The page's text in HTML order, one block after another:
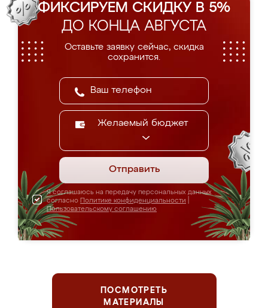
ФИКСИРУЕМ СКИДКУ В 5%
ДО КОНЦА АВГУСТА
Оставьте заявку сейчас, скидка
сохранится.
Желаемый бюджет
Отправить
Я соглашаюсь на передачу персональных данных
согласно Политике конфиденциальности
Пользовательскому соглашению
ПОСМОТРЕТЬ
МАТЕРИАЛЫ